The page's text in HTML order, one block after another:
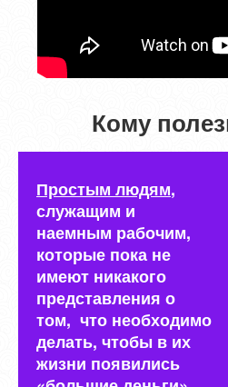
Кому
Простым людям,
служащим и
наемным рабочим,
которые пока не
имеют никакого
представления о
том, что необходимо
делать, чтобы в их
жизни появились